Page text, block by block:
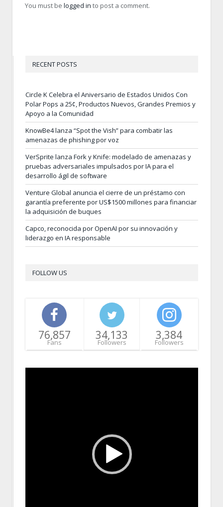
You must be logged in to post a comment.
RECENT POSTS
Circle K Celebra el Aniversario de Estados Unidos Con
Polar Pops a 25¢, Productos Nuevos, Grandes Premios y
Apoyo a la Comunidad
KnowBe4 lanza “Spot the Vish” para combatir las
amenazas de phishing por voz
VerSprite lanza Fork y Knife: modelado de amenazas y
pruebas adversariales impulsados por IA para el
desarrollo ágil de software
Venture Global anuncia el cierre de un préstamo con
garantía preferente por US$1500 millones para financiar
la adquisición de buques
Capco, reconocida por OpenAI por su innovación y
liderazgo en IA responsable
FOLLOW US
76,857
Fans
34,133
Followers
3,384
Followers